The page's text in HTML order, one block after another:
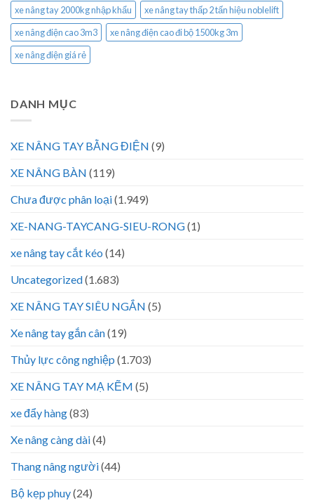
xe nâng tay 2000kg nhập khẩu
xe nâng tay thấp 2 tấn hiệu noblelift
xe nâng điện cao 3m3
xe nâng điện cao đi bộ 1500kg 3m
xe nâng điện giá rẻ
DANH MỤC
XE NÂNG TAY BẰNG ĐIỆN (9)
XE NÂNG BÀN (119)
Chưa được phân loại(1.949)
XE-NANG-TAYCANG-SIEU-RONG(1)
xe nâng tay cắt kéo (14)
Uncategorized(1.683)
XE NÂNG TAY SIÊU NGẮN (5)
Xe nâng tay gắn cân(19)
Thủy lực công nghiệp (1.703)
XE NÂNG TAY MẠ KẼM (5)
xe đẩy hàng(83)
Xe nâng càng dài(4)
Thang nâng người(44)
Bộ kẹp phuy(24)